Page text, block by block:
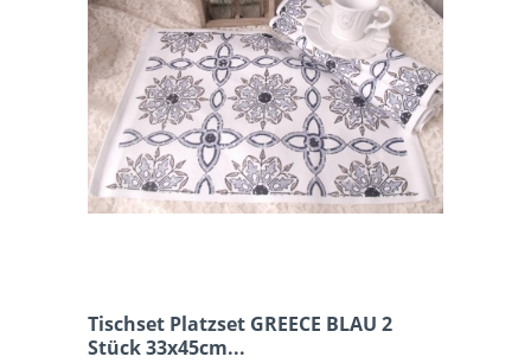
Tischset Platzset GREECE BLAU 2
Stück 33x45cm...